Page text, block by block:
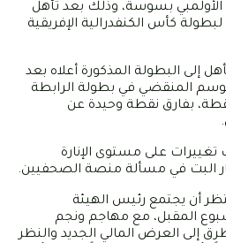
الأولمبي بسوسة، وذلك بعد تأهل
كأس الكنفدرالية الإفريقية
إلى البطولة المذكورة أعلاه بعد
المنقضي في بطولة الرابطة
الأولى برصيد 62 نقطة، بفارق نقطة وحيدة عن
على مستوى الإنارة
البت في مسألة منصة الصحفيين.
أن يجتمع رئيس الهيئة
المقبل، مع مهاجم ونجم
إلى العرض المالي الجديد والنظر